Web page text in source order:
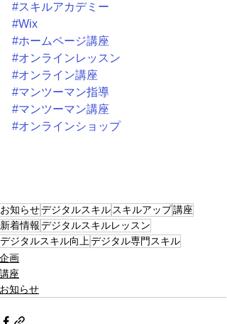
#スキルアカデミー
#Wix
#ホームページ講座
#オンラインレッスン
#オンライン講座
#マンツーマン指導
#マンツーマン講座
#オンラインショップ
お知らせデジタルスキルスキルアップ講座
新着情報デジタルスキルレッスン
デジタルスキル向上デジタル専門スキル
企画
講座
お知らせ